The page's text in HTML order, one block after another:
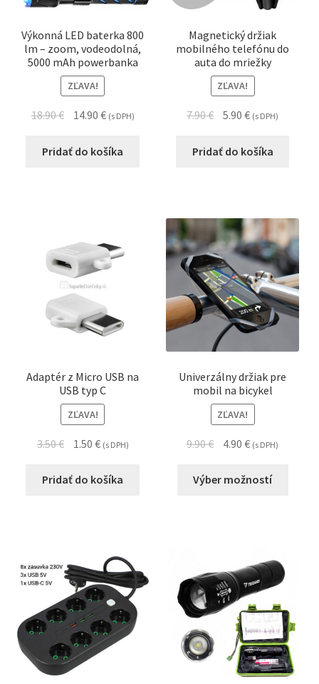
hudba a reproduktory
Zdravie a krása
Dôležité informácie
Výkonná LED baterka 800
lm – zoom, vodeodolná,
5000 mAh powerbanka
ZĽAVA!
18.90€ 14.90 € (s DPH)
Pridať do košíka
Magnetický držiak
mobilného telefónu do
auta do mriežky
ZĽAVA!
7.90€ 5.90€ (s DPH)
Pridať do košíka
Adaptér z Micro USB na
USB typ C
ZĽAVA!
3.50€ 1.50 € (s DPH)
Pridať do košíka
Univerzálny držiak pre
mobil na bicykel
ZĽAVA!
9.90€ 4.90€ (s DPH)
Výber možností